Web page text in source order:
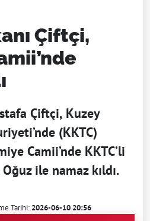
Çiftçi,
Çiftçi, Kuzey
(KKTC)
Camii’nde KKTC’li
ile namaz kıldı.
Tarihi:2026-06-10 20:56